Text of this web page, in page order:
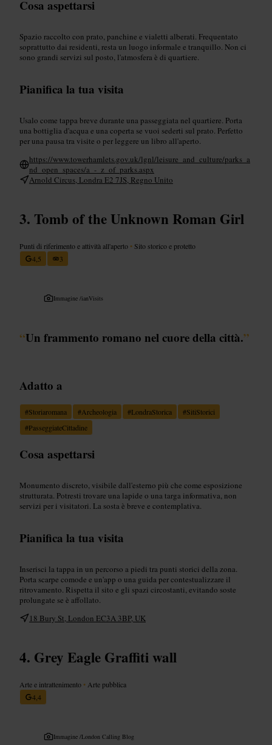
Cosa aspettarsi
Spazio raccolto con prato, panchine e vialetti alberati. Frequentato
soprattutto dai residenti, resta un luogo informale e tranquillo. Non ci
sono grandi servizi sul posto, l'atmosfera è di quartiere.
Pianifica la tua visita
Usalo come tappa breve durante una passeggiata nel quartiere. Porta
una bottiglia d'acqua e una coperta se vuoi sederti sul prato. Perfetto
per una pausa tra visite o per leggere un libro all'aperto.
https://www.towerhamlets.gov.uk/lgnl/leisure_and_culture/parks_a
nd_open_spaces/a_-_z_of_parks.aspx
Arnold Circus, Londra E2 7JS, Regno Unito
Tomb of the Unknown Roman Girl
Punti di riferimento e attività all'aperto • Sito storico e protetto
4,5
3
Immagine /ianVisits
“Un frammento romano nel cuore della città.”
Adatto a
#Storiaromana #Archeologia #LondraStorica #SitiStorici
#PasseggiateCittadine
Cosa aspettarsi
Monumento discreto, visibile dall'esterno più che come esposizione
strutturata. Potresti trovare una lapide o una targa informativa, non
servizi per i visitatori. La sosta è breve e contemplativa.
Pianifica la tua visita
Inserisci la tappa in un percorso a piedi tra punti storici della zona.
Porta scarpe comode e un'app o una guida per contestualizzare il
ritrovamento. Rispetta il sito e gli spazi circostanti, evitando soste
prolungate se è affollato.
18 Bury St, London EC3A 3BP, UK
Grey Eagle Graffiti wall
Arte e intrattenimento • Arte pubblica
4,4
Immagine /London Calling Blog